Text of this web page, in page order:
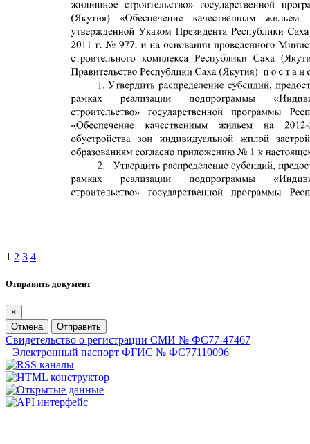
1 2 3 4
Отправить документ
×
Отмена
Отправить
Свидетельство о регистрации СМИ № ФС77-47467
Электронный паспорт ФГИС № ФС77110096